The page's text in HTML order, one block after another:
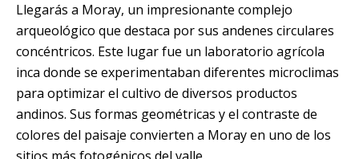
Llegarás a Moray, un impresionante complejo
arqueológico que destaca por sus andenes circulares
concéntricos. Este lugar fue un laboratorio agrícola
inca donde se experimentaban diferentes microclimas
para optimizar el cultivo de diversos productos
andinos. Sus formas geométricas y el contraste de
colores del paisaje convierten a Moray en uno de los